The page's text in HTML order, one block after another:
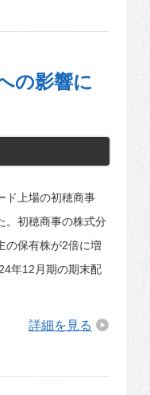
の影響に
ド上場の初穂商事
。初穂商事の株式分
の保有株が2倍に増
年12月期の期末配
詳細を見る